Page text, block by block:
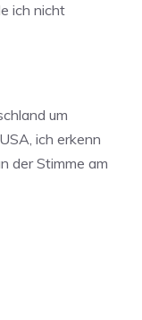
ich nicht
um
ich erkenn
der Stimme am